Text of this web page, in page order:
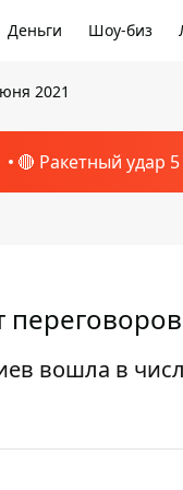
Деньги Шоу-биз
2021
🔴 Ракетный удар 5
вошла в